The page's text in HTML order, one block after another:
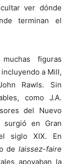
ver dónde
terminan el
figuras
a Mill,
Rawls. Sin
como J.A.
del Nuevo
surgió en Gran
siglo XIX. En
de laissez-faire
apoyaban la